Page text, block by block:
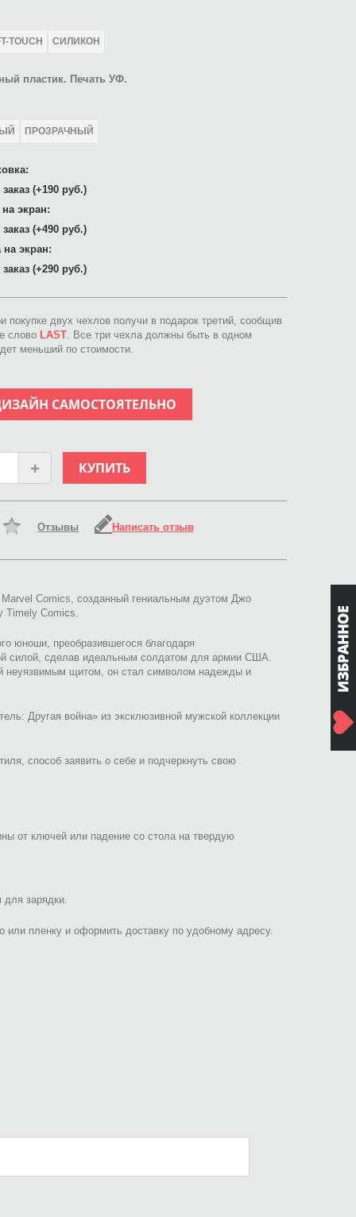
TOUCH СИЛИКОН
пластик. Печать УФ.
ПРОЗРАЧНЫЙ
(+190 руб.)
экран:
(+490 руб.)
на экран:
(+290 руб.)
покупке двух чехлов получи в подарок третий, сообщив
слово LAST. Все три чехла должны быть в одном
меньший по стоимости.
САМОСТОЯТЕЛЬНО
КУПИТЬ
Отзывы Написать отзыв
Comics, созданный гениальным дуэтом Джо
Timely Comics.
юноши, преобразившегося благодаря
силой, сделав идеальным солдатом для армии США.
неуязвимым щитом, он стал символом надежды и
Другая война» из эксклюзивной мужской коллекции
способ заявить о себе и подчеркнуть свою
от ключей или падение со стола на твердую
зарядки.
или пленку и оформить доставку по удобному адресу.